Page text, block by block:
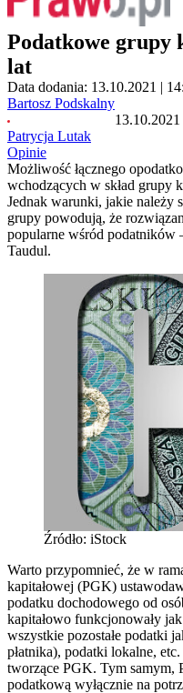
Podatkowe grupy
lat
Data dodania: 13.10.2021 |
Bartosz Podskalny
Patrycja Lutak
Opinie
Możliwość łącznego
wchodzących w skład grupy
Jednak warunki, jakie należy
grupy powodują, że
popularne wśród podatników
Taudul.
Źródło: iStock
Warto przypomnieć, że w
kapitałowej (PGK)
podatku dochodowego od
kapitałowo funkcjonowały
wszystkie pozostałe podatki
płatnika), podatki lokalne,
tworzące PGK. Tym samym,
podatkową wyłącznie na